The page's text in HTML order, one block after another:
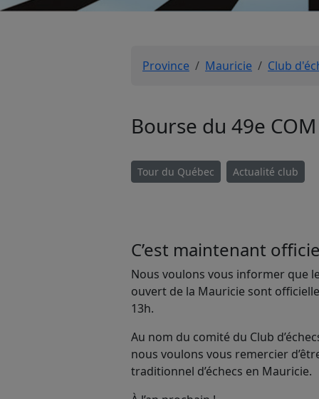
Province Mauricie Club
Bourse du 49e
Tour du Québec Actualité club
C’est maintenant
Nous voulons vous informer que
ouvert de la Mauricie sont
13h.
Au nom du comité du Club
nous voulons vous remercier
traditionnel d’échecs en Mauricie.